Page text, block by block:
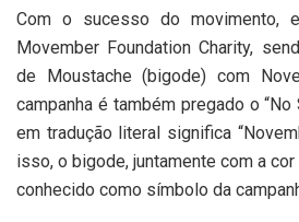
Com o sucesso do movimento,
Movember Foundation Charity,
de Moustache (bigode) com
campanha é também pregado o “No
em tradução literal significa
isso, o bigode, juntamente com a
conhecido como símbolo da